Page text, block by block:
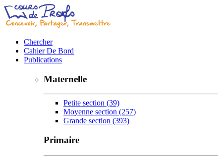
Chercher
Cahier De Bord
Publications
Maternelle
Petite section (39)
Moyenne section (257)
Grande section (393)
Primaire